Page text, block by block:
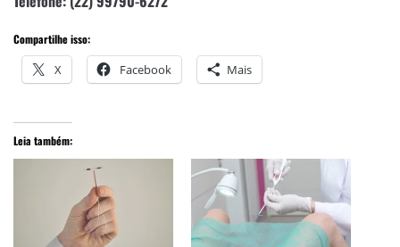
Compartilhe isso:
X Facebook Mais
Leia também: